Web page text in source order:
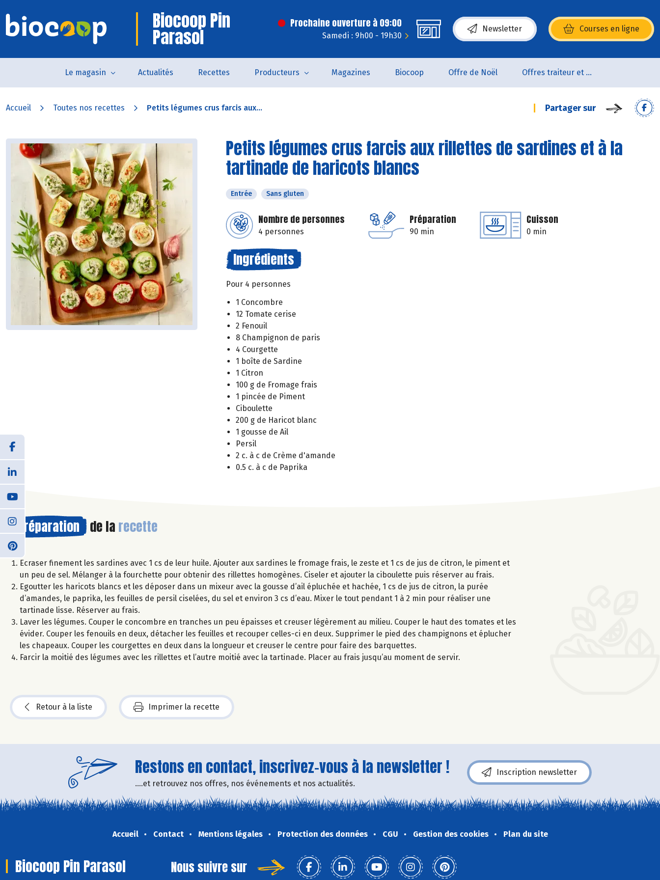
Biocoop Pin
Parasol
Prochaine ouverture à 09:00
Samedi : 9h00 - 19h30
Newsletter Courses en ligne
(s’ouvre dans une nouvelle fenêtre)
Le magasin Actualités Recettes Producteurs Magazines Biocoop Offre de Noël Offres traiteur et pâtisserie
Accueil Toutes nos recettes Petits légumes crus farcis aux... Partager sur
Petits légumes crus farcis aux rillettes de sardines et à la
tartinade de haricots blancs
Entrée Sans gluten
Nombre de personnes
4 personnes
Préparation
90 min
Cuisson
0 min
Ingrédients
Pour 4 personnes
1 Concombre
12 Tomate cerise
2 Fenouil
8 Champignon de paris
4 Courgette
1 boîte de Sardine
1 Citron
100 g de Fromage frais
1 pincée de Piment
Ciboulette
200 g de Haricot blanc
1 gousse de Ail
Persil
2 c. à c de Crème d'amande
0.5 c. à c de Paprika
Préparation de la recette
Ecraser finement les sardines avec 1 cs de leur huile. Ajouter aux sardines le fromage frais, le zeste et 1 cs de jus de citron, le piment et
un peu de sel. Mélanger à la fourchette pour obtenir des rillettes homogènes. Ciseler et ajouter la ciboulette puis réserver au frais.
Egoutter les haricots blancs et les déposer dans un mixeur avec la gousse d’ail épluchée et hachée, 1 cs de jus de citron, la purée
d’amandes, le paprika, les feuilles de persil ciselées, du sel et environ 3 cs d’eau. Mixer le tout pendant 1 à 2 min pour réaliser une
tartinade lisse. Réserver au frais.
Laver les légumes. Couper le concombre en tranches un peu épaisses et creuser légèrement au milieu. Couper le haut des tomates et les
évider. Couper les fenouils en deux, détacher les feuilles et recouper celles-ci en deux. Supprimer le pied des champignons et éplucher
les chapeaux. Couper les courgettes en deux dans la longueur et creuser le centre pour faire des barquettes.
Farcir la moitié des légumes avec les rillettes et l’autre moitié avec la tartinade. Placer au frais jusqu’au moment de servir.
Retour à la liste Imprimer la recette
Restons en contact, inscrivez-vous à la newsletter !
....et retrouvez nos offres, nos événements et nos actualités.
Inscription newsletter
Accueil Contact Mentions légales Protection des données CGU Gestion des cookies Plan du site
Biocoop Pin Parasol Nous suivre sur